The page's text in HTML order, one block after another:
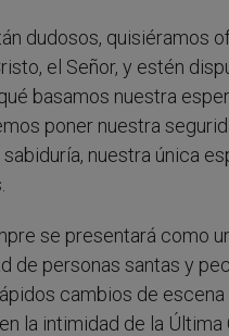
dudosos, quisiéramos
el Señor, y estén
basamos nuestra
poner nuestra
nuestra única
se presentará como
de personas santas y
cambios de
la intimidad de la